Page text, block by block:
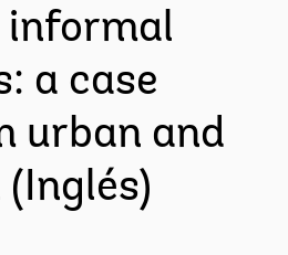
informal
a case
urban and